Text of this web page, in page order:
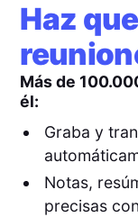
Haz
Más de
él:
Graba y
Notas,
precisas